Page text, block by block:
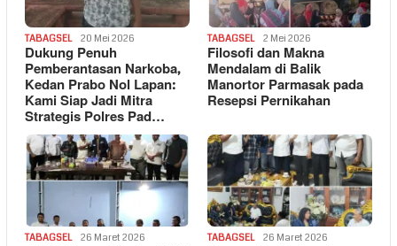
TABAGSEL 20 Mei 2026
Dukung Penuh
Pemberantasan Narkoba,
Kedan Prabo Nol Lapan:
Kami Siap Jadi Mitra
Strategis Polres Pad…
TABAGSEL 2 Mei 2026
Filosofi dan Makna
Mendalam di Balik
Manortor Parmasak pada
Resepsi Pernikahan
TABAGSEL 26 Maret 2026 TABAGSEL 26 Maret 2026